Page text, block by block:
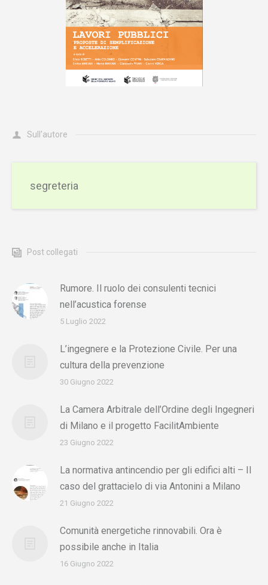
Sull'autore
segreteria
Post collegati
Rumore. Il ruolo dei consulenti tecnici
nell’acustica forense
5 Luglio 2022
L’ingegnere e la Protezione Civile. Per una
cultura della prevenzione
30 Giugno 2022
La Camera Arbitrale dell’Ordine degli Ingegneri
di Milano e il progetto FacilitAmbiente
23 Giugno 2022
La normativa antincendio per gli edifici alti – Il
caso del grattacielo di via Antonini a Milano
21 Giugno 2022
Comunità energetiche rinnovabili. Ora è
possibile anche in Italia
16 Giugno 2022